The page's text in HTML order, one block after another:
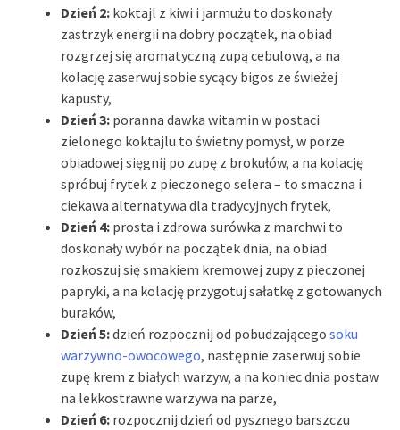
Dzień 2: koktajl z kiwi i jarmużu to doskonały
zastrzyk energii na dobry początek, na obiad
rozgrzej się aromatyczną zupą cebulową, a na
kolację zaserwuj sobie sycący bigos ze świeżej
kapusty,
Dzień 3: poranna dawka witamin w postaci
zielonego koktajlu to świetny pomysł, w porze
obiadowej sięgnij po zupę z brokułów, a na kolację
spróbuj frytek z pieczonego selera – to smaczna i
ciekawa alternatywa dla tradycyjnych frytek,
Dzień 4: prosta i zdrowa surówka z marchwi to
doskonały wybór na początek dnia, na obiad
rozkoszuj się smakiem kremowej zupy z pieczonej
papryki, a na kolację przygotuj sałatkę z gotowanych
buraków,
Dzień 5:dzień rozpocznij od pobudzającego soku
warzywno-owocowego, następnie zaserwuj sobie
zupę krem z białych warzyw, a na koniec dnia postaw
na lekkostrawne warzywa na parze,
Dzień 6: rozpocznij dzień od pysznego barszczu